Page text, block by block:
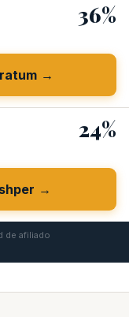
36%
→
24%
→
de afiliado